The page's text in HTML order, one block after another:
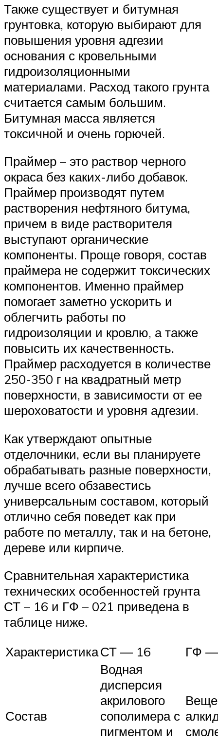
Также существует и битумная
грунтовка, которую выбирают для
повышения уровня адгезии
основания с кровельными
гидроизоляционными
материалами. Расход такого грунта
считается самым большим.
Битумная масса является
токсичной и очень горючей.
Праймер – это раствор черного
окраса без каких-либо добавок.
Праймер производят путем
растворения нефтяного битума,
причем в виде растворителя
выступают органические
компоненты. Проще говоря, состав
праймера не содержит токсических
компонентов. Именно праймер
помогает заметно ускорить и
облегчить работы по
гидроизоляции и кровлю, а также
повысить их качественность.
Праймер расходуется в количестве
250-350 г на квадратный метр
поверхности, в зависимости от ее
шероховатости и уровня адгезии.
Как утверждают опытные
отделочники, если вы планируете
обрабатывать разные поверхности,
лучше всего обзавестись
универсальным составом, который
отлично себя поведет как при
работе по металлу, так и на бетоне,
дереве или кирпиче.
Сравнительная характеристика
технических особенностей грунта
СТ – 16 и ГФ – 021 приведена в
таблице ниже.
ХарактеристикаСТ — 16 ГФ
Состав
Водная
дисперсия
акрилового
сополимера с
пигментом и